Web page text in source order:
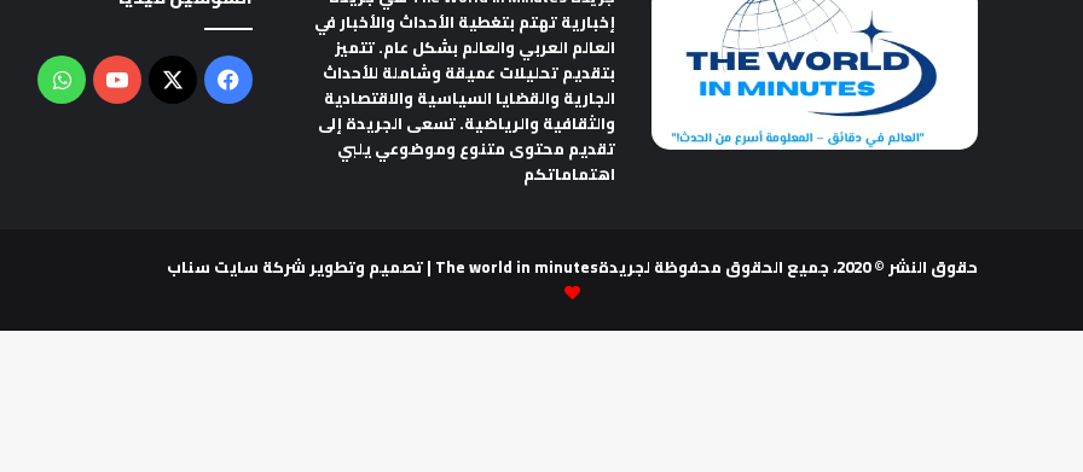
إخبارية تهتم بتغطية الأحداث والأخبار في
العالم العربي والعالم بشكل عام. تتميز
بتقديم تحليلات عميقة وشاملة للأحداث
الجارية والقضايا السياسية والاقتصادية
والثقافية والرياضية. تسعى الجريدة إلى
تقديم محتوى متنوع وموضوعي يلبي
اهتماماتكم
فيسبوك
‫X
‫YouTube
حقوق النشر © 2020، جميع الحقوق محفوظة لجريدةThe world in minutes | تصميم وتطوير شركة سايت سناب